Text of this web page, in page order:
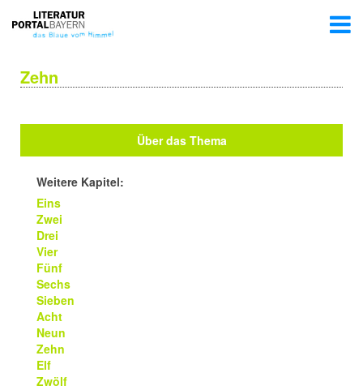
Zehn
Über das Thema
Weitere Kapitel:
Eins
Zwei
Drei
Vier
Fünf
Sechs
Sieben
Acht
Neun
Zehn
Elf
Zwölf